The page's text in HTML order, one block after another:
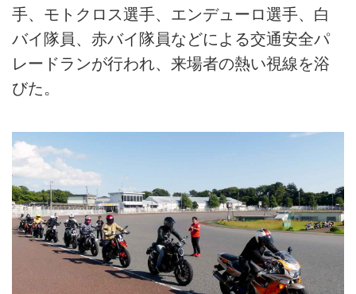
手、モトクロス選手、エンデューロ選手、白
バイ隊員、赤バイ隊員などによる交通安全パ
レードランが行われ、来場者の熱い視線を浴
びた。